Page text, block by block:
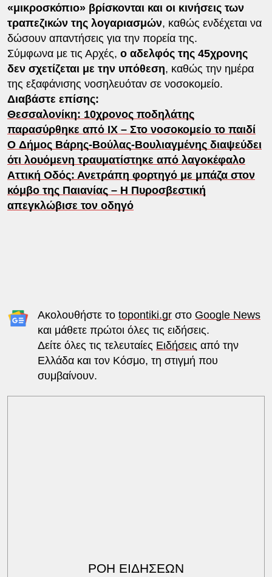
«μικροσκόπιο» βρίσκονται και οι κινήσεις των
τραπεζικών της λογαριασμών, καθώς ενδέχεται να
δώσουν απαντήσεις για την πορεία της.
Σύμφωνα με τις Αρχές, ο αδελφός της 45χρονης
δεν σχετίζεται με την υπόθεση, καθώς την ημέρα
της εξαφάνισης νοσηλευόταν σε νοσοκομείο.
Διαβάστε επίσης:
Θεσσαλονίκη: 10χρονος ποδηλάτης
παρασύρθηκε από ΙΧ – Στο νοσοκομείο το παιδί
O Δήμος Βάρης-Βούλας-Βουλιαγμένης διαψεύδει
ότι λουόμενη τραυματίστηκε από λαγοκέφαλο
Αττική Οδός: Ανετράπη φορτηγό με μπάζα στον
κόμβο της Παιανίας – Η Πυροσβεστική
απεγκλώβισε τον οδηγό
Ακολουθήστε το topontiki.grστο Google News
και μάθετε πρώτοι όλες τις ειδήσεις.
Δείτε όλες τις τελευταίες Ειδήσεις από την
Ελλάδα και τον Κόσμο, τη στιγμή που
συμβαίνουν.
ΡΟΗ ΕΙΔΗΣΕΩΝ